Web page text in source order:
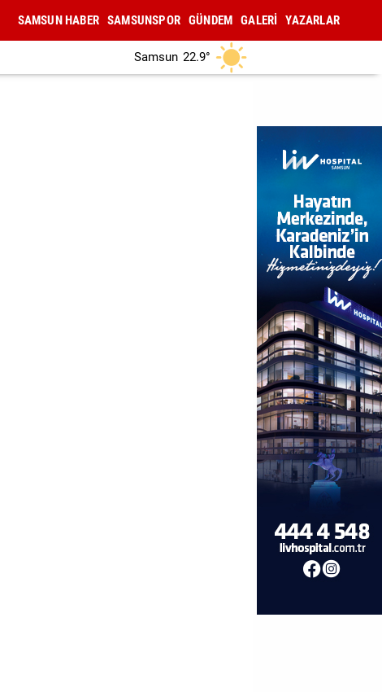
SAMSUN HABER SAMSUNSPOR GÜNDEM GALERİ YAZARLAR
Samsun 22.9°